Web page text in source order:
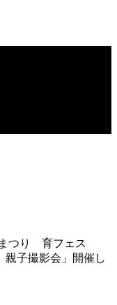
つり 育フェス
親子撮影会」開催し